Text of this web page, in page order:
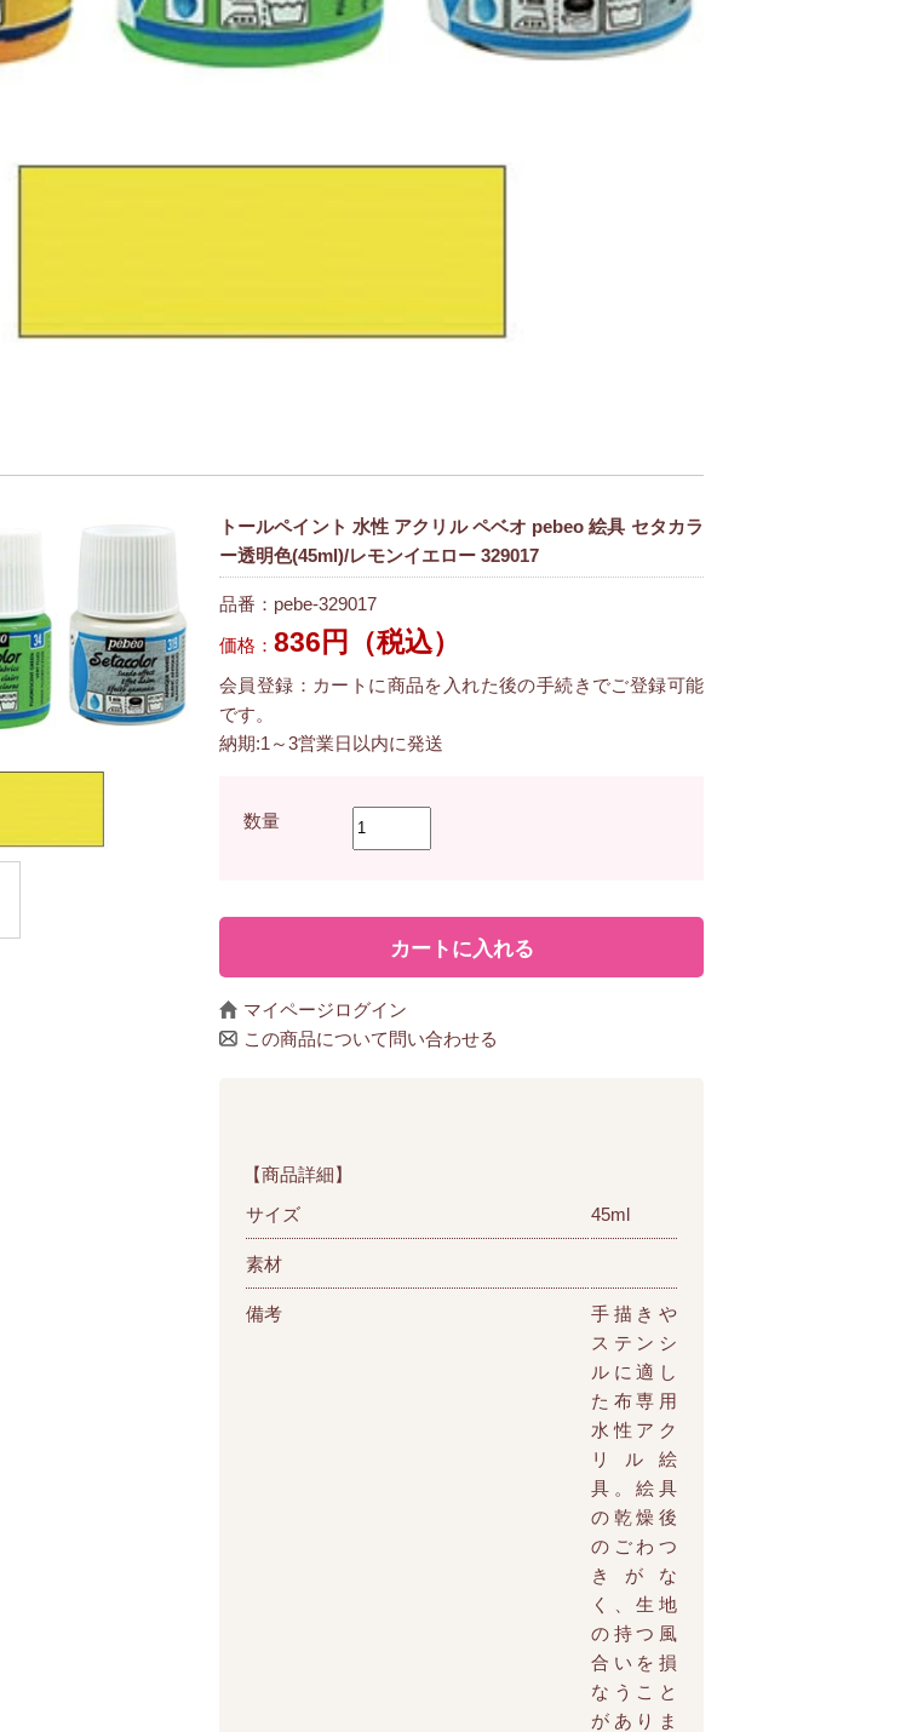
トールペイント 水性 アクリル ペベオ pebeo 絵具 セタカラ
ー透明色(45ml)/レモンイエロー 329017
品番：pebe-329017
価格： 836円（税込）
会員登録：カートに商品を入れた後の手続きでご登録可能
です。
納期:1～3営業日以内に発送
数量
マイページログイン
この商品について問い合わせる
【商品詳細】
サイズ 45ml
素材
備考
手描きや
ステンシ
ルに適し
た布専用
水性アク
リル絵
具。絵具
の乾燥後
のごわつ
きがな
く、生地
の持つ風
合いを損
なうこと
がありま